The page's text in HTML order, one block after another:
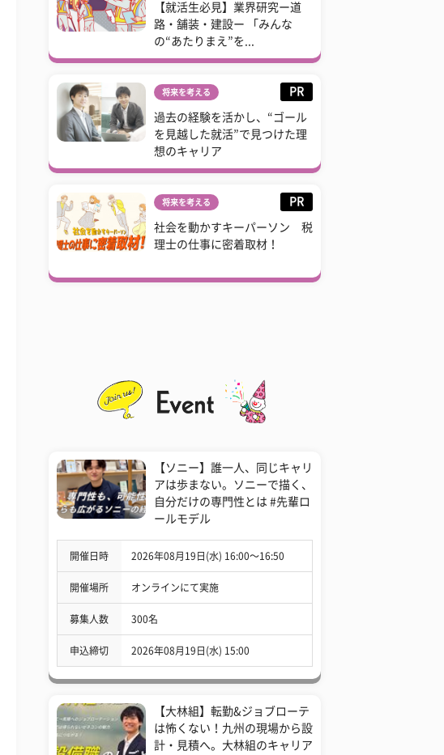
【就活生必見】業界研究ー道
路・舗装・建設ー 「みんな
の“あたりまえ”を...
将来を考える PR
過去の経験を活かし、“ゴール
を見越した就活”で見つけた理
想のキャリア
将来を考える PR
社会を動かすキーパーソン 税
理士の仕事に密着取材！
【ソニー】誰一人、同じキャリ
アは歩まない。ソニーで描く、
自分だけの専門性とは #先輩ロ
ールモデル
開催日時 2026年08月19日(水) 16:00〜16:50
開催場所 オンラインにて実施
募集人数 300名
申込締切 2026年08月19日(水) 15:00
【大林組】転勤&ジョブローテ
は怖くない！九州の現場から設
計・見積へ。大林組のキャリア